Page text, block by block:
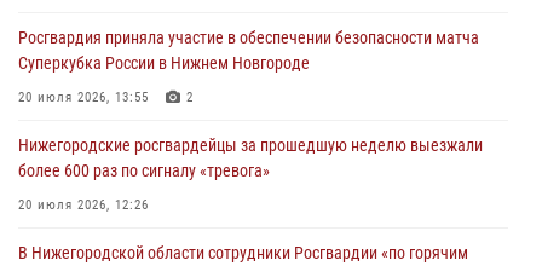
Росгвардия приняла участие в обеспечении безопасности матча
Суперкубка России в Нижнем Новгороде
20 июля 2026, 13:55 2
Нижегородские росгвардейцы за прошедшую неделю выезжали
более 600 раз по сигналу «тревога»
20 июля 2026, 12:26
В Нижегородской области сотрудники Росгвардии «по горячим